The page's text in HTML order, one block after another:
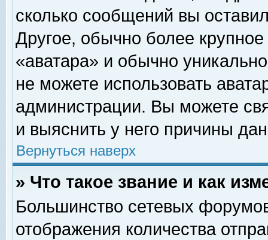
сколько сообщений вы
Другое, обычно более
«аватара» и обычно
не можете использовать
администрации. Вы можете
и выяснить у него причины
Вернуться наверх
» Что такое звание и как
Большинство сетевых
отображения количества